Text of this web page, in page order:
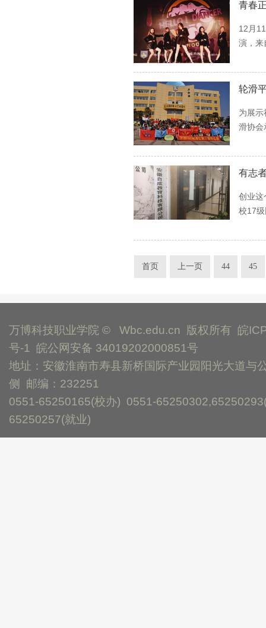
青春
12月
演，来
轮滑
为展
滑协会
有志
创业这
校17
首页 上一页 44 45
万博科技职业学院 © Wbc.edu.cn 版权所有 皖
号-1
皖公网安备 34019202000851号
地址：安徽淮南市寿县新桥国际产业园阳光大道与
侧 邮编：232251
0551-65250165(校办) 0551-
65250257(就业)